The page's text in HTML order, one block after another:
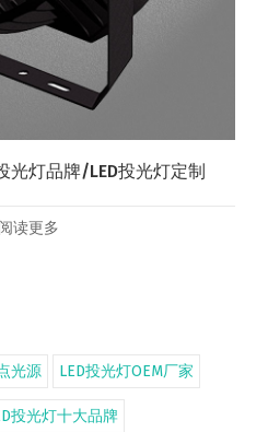
光灯品牌/LED投光灯定制
阅读更多
光源 LED投光灯OEM厂家
投光灯十大品牌